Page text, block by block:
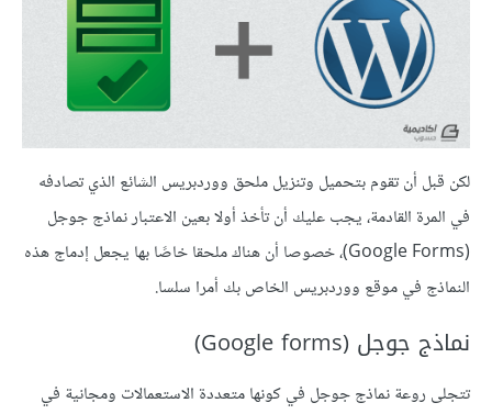
لكن قبل أن تقوم بتحميل وتنزيل ملحق ووردبريس الشائع الذي تصادفه
في المرة القادمة، يجب عليك أن تأخذ أولا بعين الاعتبار نماذج جوجل
(Google Forms)، خصوصا أن هناك ملحقا خاصًا بها يجعل إدماج هذه
النماذج في موقع ووردبريس الخاص بك أمرا سلسا.
نماذج جوجل (Google forms)
تتجلى روعة نماذج جوجل في كونها متعددة الاستعمالات ومجانية في